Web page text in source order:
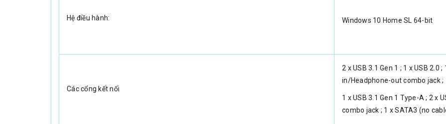
Hệ điều hành: Windows 10 Home SL 64-bit
Các cổng kết nối
2 x USB 3.1 Gen 1 ; 1 x USB 2.0
in/Headphone-out combo jack ;
1 x USB 3.1 Gen 1 Type-A ; 2 x
combo jack ; 1 x SATA3 (no